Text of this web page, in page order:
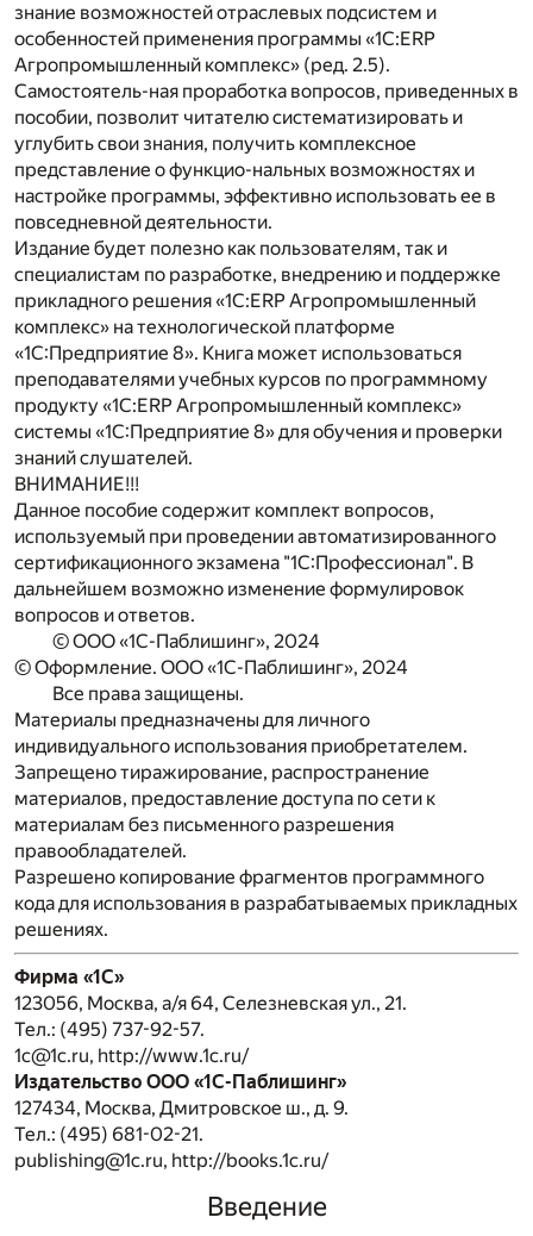
знание возможностей отраслевых подсистем и
особенностей применения программы «1С:ERP
Агропромышленный комплекс» (ред. 2.5).
Самостоятель-ная проработка вопросов, приведенных в
пособии, позволит читателю систематизировать и
углубить свои знания, получить комплексное
представление о функцио-нальных возможностях и
настройке программы, эффективно использовать ее в
повседневной деятельности.
Издание будет полезно как пользователям, так и
специалистам по разработке, внедрению и поддержке
прикладного решения «1С:ERP Агропромышленный
комплекс» на технологической платформе
«1С:Предприятие 8». Книга может использоваться
преподавателями учебных курсов по программному
продукту «1С:ERP Агропромышленный комплекс»
системы «1С:Предприятие 8» для обучения и проверки
знаний слушателей.
ВНИМАНИЕ!!!
Данное пособие содержит комплект вопросов,
используемый при проведении автоматизированного
сертификационного экзамена "1С:Профессионал". В
дальнейшем возможно изменение формулировок
вопросов и ответов.
© ООО «1С-Паблишинг», 2024
© Оформление. ООО «1С-Паблишинг», 2024
Все права защищены.
Материалы предназначены для личного
индивидуального использования приобретателем.
Запрещено тиражирование, распространение
материалов, предоставление доступа по сети к
материалам без письменного разрешения
правообладателей.
Разрешено копирование фрагментов программного
кода для использования в разрабатываемых прикладных
решениях.
Фирма «1С»
123056, Москва, а/я 64, Селезневская ул., 21.
Тел.: (495) 737-92-57.
1c@1c.ru, http://www.1c.ru/
Издательство ООО «1С-Паблишинг»
127434, Москва, Дмитровское ш., д. 9.
Тел.: (495) 681-02-21.
publishing@1c.ru, http://books.1c.ru/
Введение